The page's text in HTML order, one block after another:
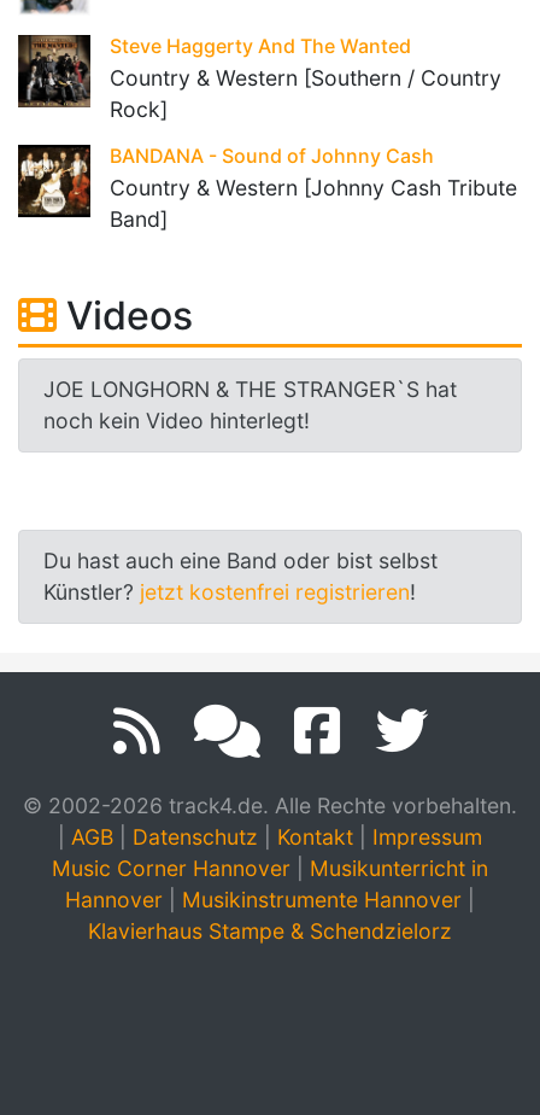
Steve Haggerty And The Wanted
Country & Western [Southern / Country
Rock]
BANDANA - Sound of Johnny Cash
Country & Western [Johnny Cash Tribute
Band]
Videos
JOE LONGHORN & THE STRANGER`S hat
noch kein Video hinterlegt!
Du hast auch eine Band oder bist selbst
Künstler? jetzt kostenfrei registrieren!
© 2002-2026 track4.de. Alle Rechte vorbehalten.
AGB Datenschutz Kontakt
Impressum
Music Corner Hannover
Musikunterricht in
Hannover
Musikinstrumente Hannover
Klavierhaus Stampe & Schendzielorz